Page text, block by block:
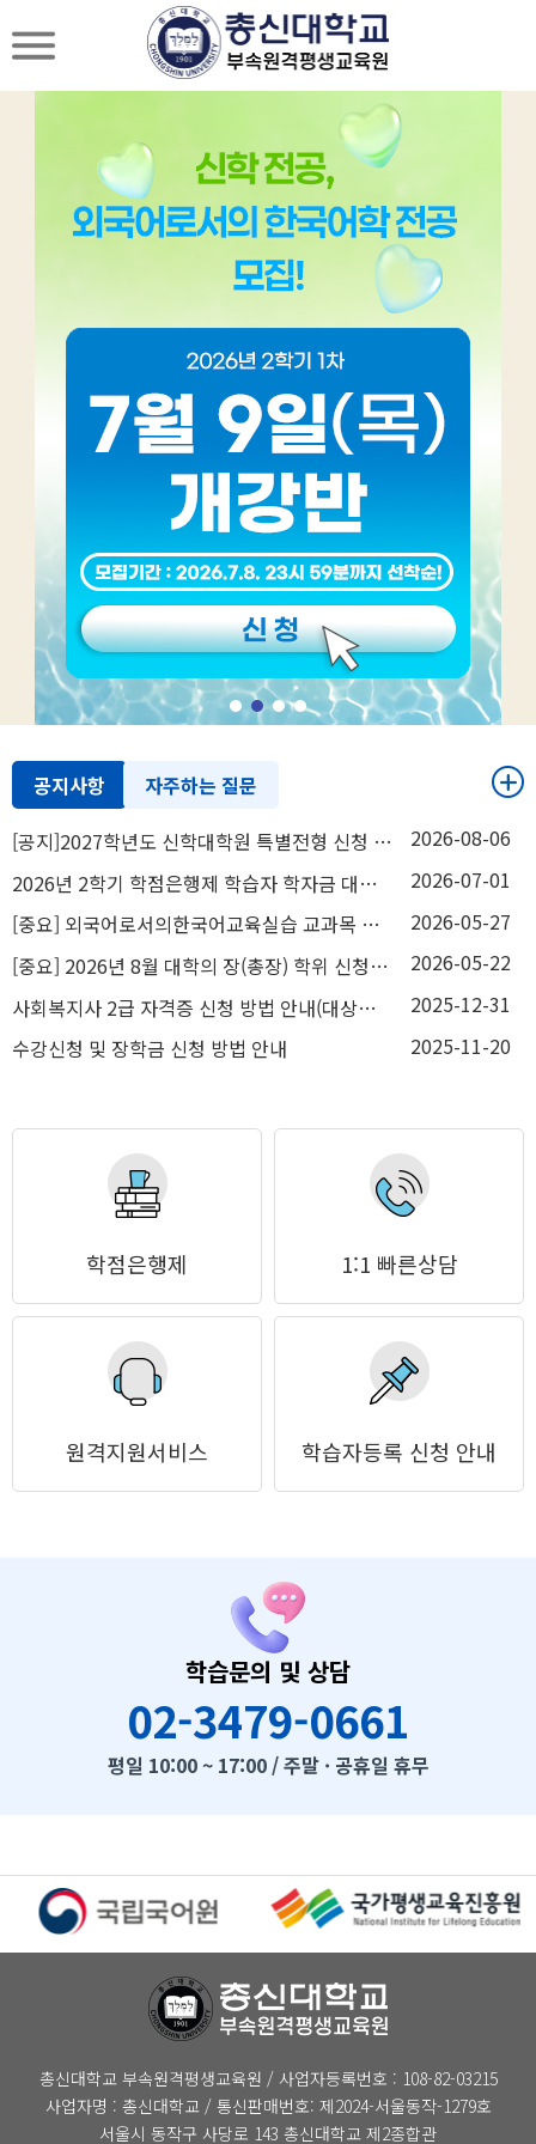
공지사항
자주하는 질문
[공지]2027학년도 신학대학원 특별전형 신청 안내(대상: 2026년 8월, 2027년 2월 학위 취득자)
2026-08-06
2026년 2학기 학점은행제 학습자 학자금 대출 안내(7/1~11/18)
2026-07-01
[중요] 외국어로서의한국어교육실습 교과목 운영지침 변경 사항 안내
2026-05-27
[중요] 2026년 8월 대학의 장(총장) 학위 신청 안내(5/25~6/8)
2026-05-22
사회복지사 2급 자격증 신청 방법 안내(대상자 참고용)
2025-12-31
수강신청 및 장학금 신청 방법 안내
2025-11-20
학점은행제 1:1 빠른상담
원격지원서비스 학습자등록 신청 안내
학습문의 및 상담
02-3479-0661
평일 10:00 ~ 17:00 / 주말 · 공휴일 휴무
총신대학교 부속원격평생교육원 / 사업자등록번호 : 108-82-03215
사업자명 : 총신대학교 / 통신판매번호: 제2024-서울동작-1279호
서울시 동작구 사당로 143 총신대학교 제2종합관